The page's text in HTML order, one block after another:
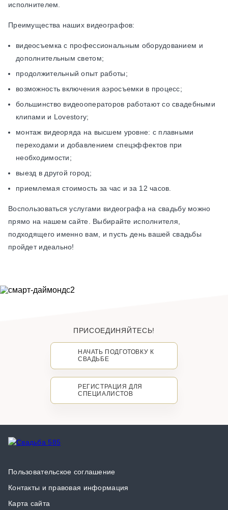
исполнителем.
Преимущества наших видеографов:
видеосъемка с профессиональным оборудованием и
дополнительным светом;
продолжительный опыт работы;
возможность включения аэросъемки в процесс;
большинство видеооператоров работают со свадебными
клипами и Lovestory;
монтаж видеоряда на высшем уровне: с плавными
переходами и добавлением спецэффектов при
необходимости;
выезд в другой город;
приемлемая стоимость за час и за 12 часов.
Воспользоваться услугами видеографа на свадьбу можно
прямо на нашем сайте. Выбирайте исполнителя,
подходящего именно вам, и пусть день вашей свадьбы
пройдет идеально!
ПРИСОЕДИНЯЙТЕСЬ!
НАЧАТЬ ПОДГОТОВКУ К
СВАДЬБЕ
РЕГИСТРАЦИЯ ДЛЯ
СПЕЦИАЛИСТОВ
Пользовательское соглашение
Контакты и правовая информация
Карта сайта